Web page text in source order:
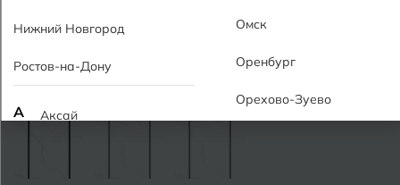
Нижний Новгород
Ростов-на-Дону
А Аксай
Омск
Оренбург
Орехово-Зуево